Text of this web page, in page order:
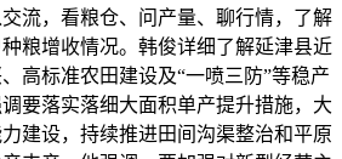
流，看粮仓、问产量、聊行情，了解
粮增收情况。韩俊详细了解延津县近
高标准农田建设及“一喷三防”等稳产
要落实落细大面积单产提升措施，大
建设，持续推进田间沟渠整治和平原